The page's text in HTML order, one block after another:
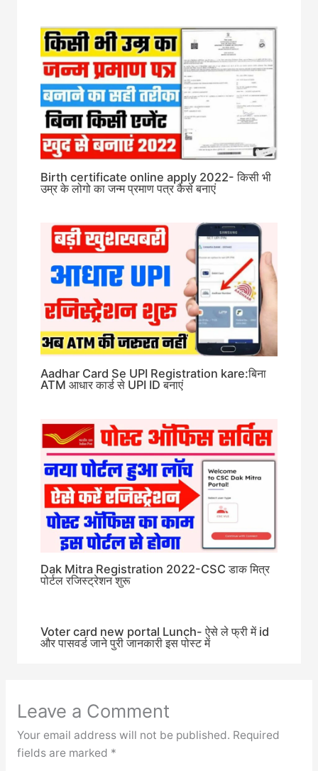
Birth certificate online apply 2022- किसी भी
उम्र के लोगो का जन्म प्रमाण पत्र कैसे बनाएं
Aadhar Card Se UPI Registration kare:बिना
ATM आधार कार्ड से UPI ID बनाएं
Dak Mitra Registration 2022-CSC डाक मित्र
पोर्टल रजिस्ट्रेशन शुरू
Voter card new portal Lunch- ऐसे ले फ्री में id
और पासवर्ड जाने पुरी जानकारी इस पोस्ट में
Leave a Comment
Your email address will not be published. Required
fields are marked *